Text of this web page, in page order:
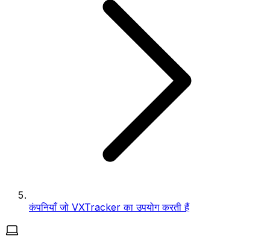
कंपनियाँ जो VXTracker का उपयोग करती हैं